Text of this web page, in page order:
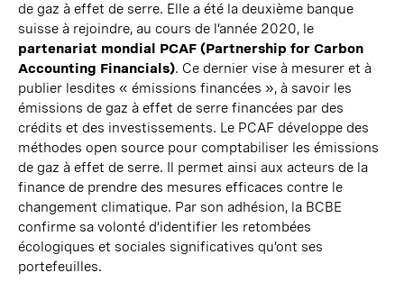
de gaz à effet de serre. Elle a été la deuxième banque
suisse à rejoindre, au cours de l’année 2020, le
partenariat mondial PCAF (Partnership for Carbon
Accounting Financials). Ce dernier vise à mesurer et à
publier lesdites « émissions financées », à savoir les
émissions de gaz à effet de serre financées par des
crédits et des investissements. Le PCAF développe des
méthodes open source pour comptabiliser les émissions
de gaz à effet de serre. Il permet ainsi aux acteurs de la
finance de prendre des mesures efficaces contre le
changement climatique. Par son adhésion, la BCBE
confirme sa volonté d’identifier les retombées
écologiques et sociales significatives qu’ont ses
portefeuilles.